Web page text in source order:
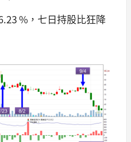
%，七日持股比狂降